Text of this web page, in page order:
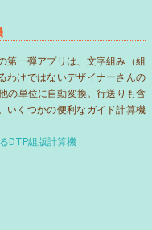
第一弾アプリは、文字組み（組
わけではないデザイナーさんの
の単位に自動変換。行送りも含
いくつかの便利なガイド計算機
DTP組版計算機